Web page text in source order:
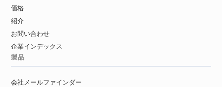
価格
紹介
お問い合わせ
企業インデックス
製品
会社メールファインダー